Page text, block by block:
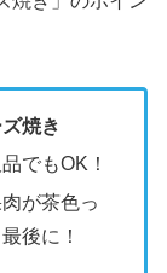
焼き
でもOK！
が茶色っ
後に！